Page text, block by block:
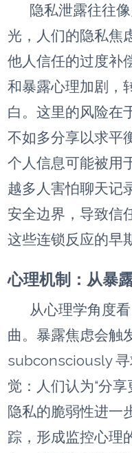
隐私泄露往往
光，人们的隐私焦
他人信任的过度补
和暴露心理加剧，
白。这里的风险在
不如多分享以求平
个人信息可能被用
越多人害怕聊天记
安全边界，导致信
这些连锁反应的早
心理机制：从暴
从心理学角度
曲。暴露焦虑会触
subconsciously 寻
觉：人们认为“分
隐私的脆弱性进一
踪，形成监控心理